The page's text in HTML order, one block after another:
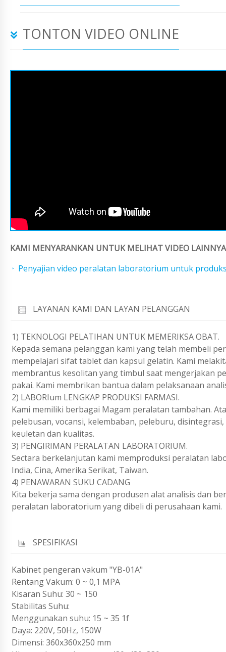
TONTON VIDEO ONLINE
KAMI MENYARANKAN UNTUK MELIHAT VIDEO
Penyajian video peralatan laboratorium untuk
LAYANAN KAMI DAN LAYAN PELANGGAN
1) TEKNOLOGI PELATIHAN UNTUK MEMERIKSA OBAT.
Kepada semana pelanggan kami yang telah membeli
mempelajari sifat tablet dan kapsul gelatin. Kami
membrantus kesolitan yang timbul saat mengerjakan
pakai. Kami membrikan bantua dalam pelaksanaan
2) LABORIum LENGKAP PRODUKSI FARMASI.
Kami memiliki berbagai Magam peralatan tambahan.
pelebusan, vocansi, kelembaban, peleburu,
keuletan dan kualitas.
3) PENGIRIMAN PERALATAN LABORATORIUM.
Sectara berkelanjutan kami memproduksi peralatan
India, Cina, Amerika Serikat, Taiwan.
4) PENAWARAN SUKU CADANG
Kita bekerja sama dengan produsen alat analisis dan
peralatan laboratorium yang dibeli di perusahaan kami.
SPESIFIKASI
Kabinet pengeran vakum "YB-01A"
Rentang Vakum: 0 ~ 0,1 MPA
Kisaran Suhu: 30 ~ 150
Stabilitas Suhu:
Menggunakan suhu: 15 ~ 35 1f
Daya: 220V, 50Hz, 150W
Dimensi: 360x360x250 mm